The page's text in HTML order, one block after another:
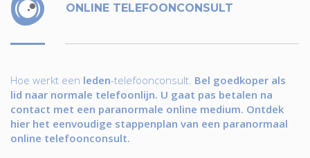
ONLINE TELEFOONCONSULT
Hoe werkt een leden-telefoonconsult. Bel goedkoper als
lid naar normale telefoonlijn. U gaat pas betalen na
contact met een paranormale online medium. Ontdek
hier het eenvoudige stappenplan van een paranormaal
online telefoonconsult.